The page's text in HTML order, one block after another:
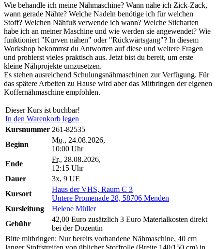
Wie behandle ich meine Nähmaschine? Wann nähe ich Zick-Zack,
wann gerade Nähte? Welche Nadeln benötige ich für welchen
Stoff? Welchen Nähfuß verwende ich wann? Welche Sticharten
habe ich an meiner Maschine und wie werden sie angewendet? Wie
funktioniert "Kurven nähen" oder "Rückwärtsgang"? In diesem
Workshop bekommst du Antworten auf diese und weitere Fragen
und probierst vieles praktisch aus. Jetzt bist du bereit, um erste
kleine Nähprojekte umzusetzen.
Es stehen ausreichend Schulungsnähmaschinen zur Verfügung. Für
das spätere Arbeiten zu Hause wird aber das Mitbringen der eigenen
Koffernähmaschine empfohlen.
Dieser Kurs ist buchbar!
In den Warenkorb legen
Kursnummer 261-82535
Beginn
Mo., 24.08.2026,
10:00 Uhr
Ende
Fr., 28.08.2026,
12:15 Uhr
Dauer
3x, 9 UE
Kursort
Haus der VHS, Raum C 3
Untere Promenade 28, 58706 Menden
Kursleitung
Helene Müller
Gebühr
42,00 Euro zusätzlich 3 Euro Materialkosten direkt
bei der Dozentin
Bitte mitbringen: Nur bereits vorhandene Nähmaschine, 40 cm
langer Stoffstreifen von üblicher Stoffrolle (Breite 140/150 cm) in